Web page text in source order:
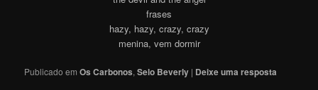
frases
hazy, hazy, crazy, crazy
menina, vem dormir
Publicado em Os Carbonos,Selo Beverly | Deixe uma resposta